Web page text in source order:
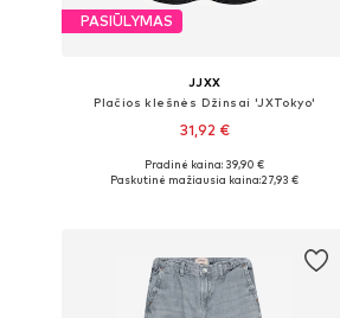
PASIŪLYMAS
JJXX
Plačios klešnės Džinsai 'JXTokyo'
31,92 €
Yra daugybė dydžių
Pradinė kaina: 39,90 €
Paskutinė mažiausia kaina:27,93 €